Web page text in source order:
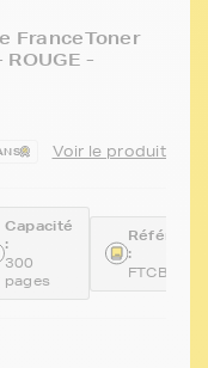
FranceToner
-
Voir le produit
Capacité
:
300
pages
:
FTCBCI6R